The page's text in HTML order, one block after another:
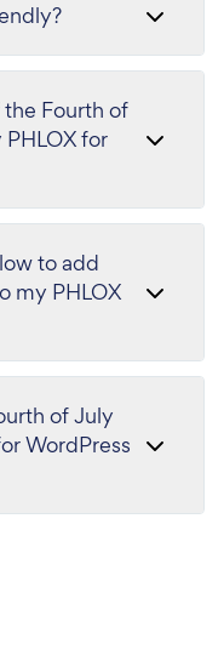
Fourth of
for
to add
my PHLOX
of July
WordPress